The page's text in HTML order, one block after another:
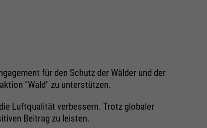
für den Schutz der Wälder und der
"Wald" zu unterstützen.
Luftqualität verbessern. Trotz globaler
Beitrag zu leisten.